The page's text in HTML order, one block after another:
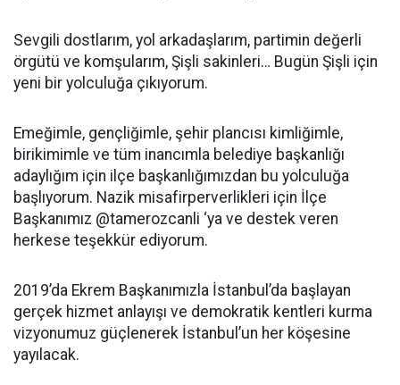
Sevgili dostlarım, yol arkadaşlarım, partimin değerli
örgütü ve komşularım, Şişli sakinleri… Bugün Şişli için
yeni bir yolculuğa çıkıyorum.
Emeğimle, gençliğimle, şehir plancısı kimliğimle,
birikimimle ve tüm inancımla belediye başkanlığı
adaylığım için ilçe başkanlığımızdan bu yolculuğa
başlıyorum. Nazik misafirperverlikleri için İlçe
Başkanımız @tamerozcanli ‘ya ve destek veren
herkese teşekkür ediyorum.
2019’da Ekrem Başkanımızla İstanbul’da başlayan
gerçek hizmet anlayışı ve demokratik kentleri kurma
vizyonumuz güçlenerek İstanbul’un her köşesine
yayılacak.